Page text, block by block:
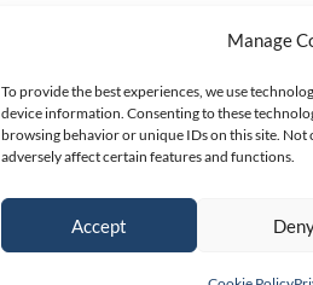
Manage
To provide the best experiences, we use
device information. Consenting to these
browsing behavior or unique IDs on this site.
adversely affect certain features and functions.
Accept